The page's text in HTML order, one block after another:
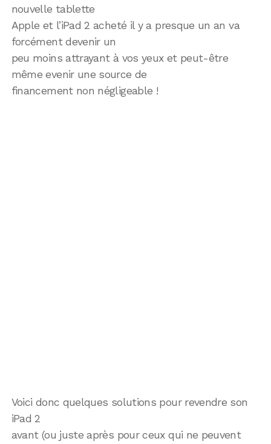
nouvelle tablette
Apple et l’iPad 2 acheté il y a presque un an va
forcément devenir un
peu moins attrayant à vos yeux et peut-être
même evenir une source de
financement non négligeable !
Voici donc quelques solutions pour revendre son
iPad 2
avant (ou juste après pour ceux qui ne peuvent